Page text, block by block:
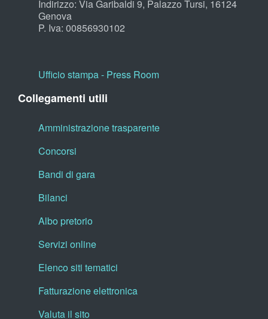
Indirizzo: Via Garibaldi 9, Palazzo Tursi, 16124
Genova
P. Iva: 00856930102
Ufficio stampa - Press Room
Collegamenti utili
Amministrazione trasparente
Concorsi
Bandi di gara
Bilanci
Albo pretorio
Servizi online
Elenco siti tematici
Fatturazione elettronica
Valuta il sito